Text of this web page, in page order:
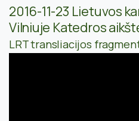
2016-11-23 Lietuvos
Vilniuje Katedros
LRT transliacijos